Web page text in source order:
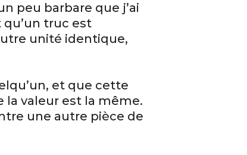
peu barbare que j’ai
qu’un truc est
unité identique,
et que cette
la valeur est la même.
une autre pièce de